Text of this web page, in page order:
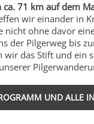
71 km auf dem
wir einander in
nicht ohne davor
der Pilgerweg bis
wir das Stift und ein
UND ALLE